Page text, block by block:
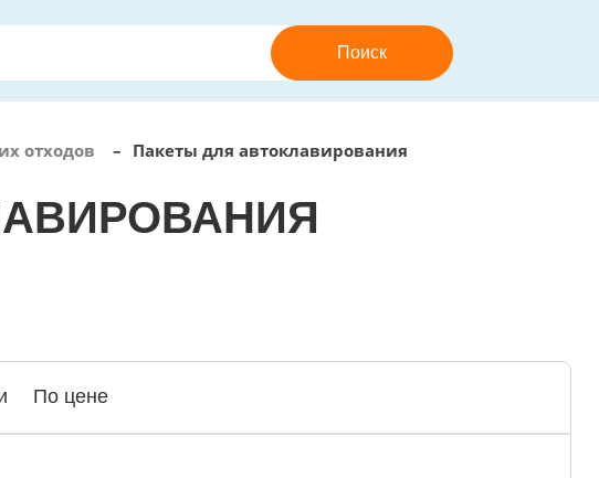
отходов – Пакеты для автоклавирования
По цене